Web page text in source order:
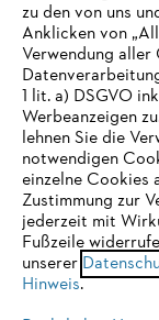
Häufig
Service
IHR
Sie nutzen einen
eine optimale
einem der
zu den von uns
Anklicken von
Verwendung
1 lit. a) DSGVO
Werbeanzeigen
lehnen Sie die
notwendigen
einzelne Cookies
Zustimmung zur
jederzeit mit
Fußzeile
unserer
Hinweis.